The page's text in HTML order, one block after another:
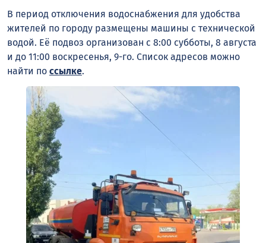
В период отключения водоснабжения для удобства
жителей по городу размещены машины с технической
водой. Её подвоз организован с 8:00 субботы, 8 августа
и до 11:00 воскресенья, 9-го. Список адресов можно
найти по ссылке.